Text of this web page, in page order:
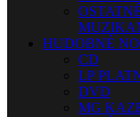
HUDOBNÉ
CD
LP
DVD
MG